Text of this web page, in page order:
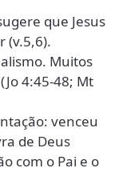
que Jesus
(v.5,6).
Muitos
4:45-48; Mt
venceu
de Deus
com o Pai e o